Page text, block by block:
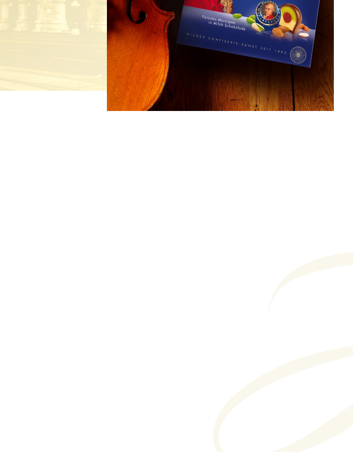
Süße Grüße aus Wien
Geschenke mit Wiener Charme
Luxuriöser Genuss
De Luxe Collection
Saisonal: Süßes vom Christkind
Edle Geschenke zum Fest